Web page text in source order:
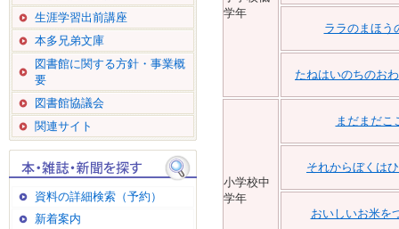
生涯学習出前講座
本多兄弟文庫
図書館に関する方針・事業概
要
図書館協議会
関連サイト
資料の詳細検索（予約）
新着案内
学年
ララのまほう
たねはいのちのお
小学校中
学年
まだまだこ
それからぼくは
おいしいお米を